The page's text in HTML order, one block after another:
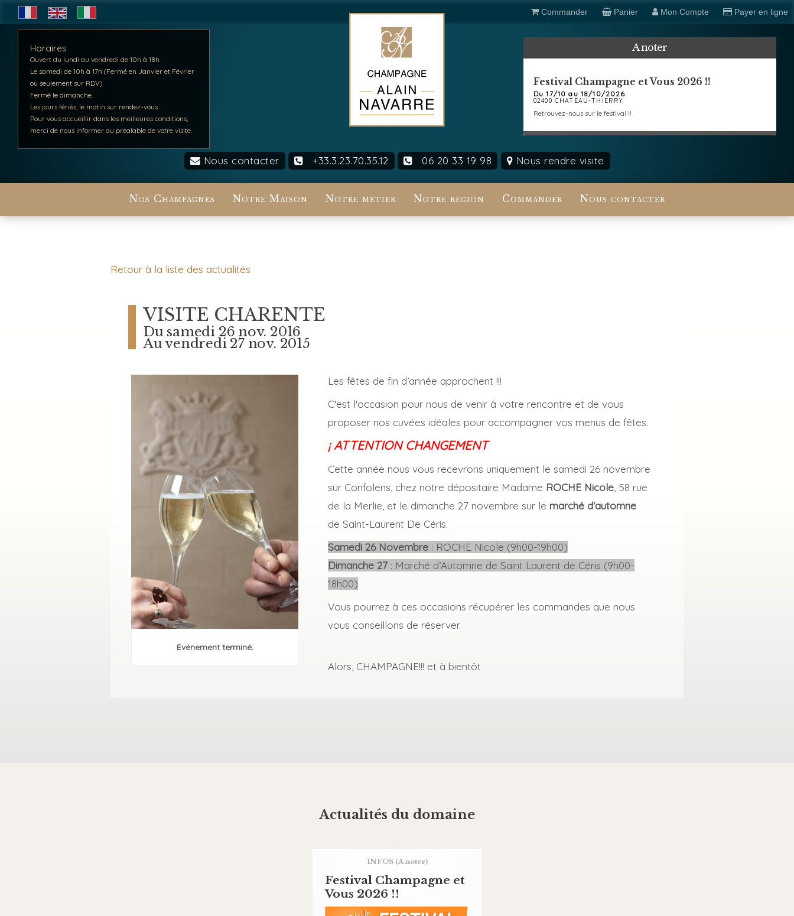
Horaires
Ouvert du lundi au vendredi de 10h à 18h.
Le samedi de 10h à 17h (Fermé en Janvier et Février
ou seulement sur RDV)
Fermé le dimanche.
Les jours fériés, le matin sur rendez-vous.
Pour vous accueillir dans les meilleures conditions,
merci de nous informer au préalable de votre visite.
A noter
Festival Champagne et Vous 2026 !!
Du 17/10 au 18/10/2026
02400 CHATEAU-THIERRY
Retrouvez-nous sur le festival !!
Nous contacter +33.3.23.70.35.12 06 20 33 19 98 Nous rendre visite
Nos Champagnes Notre Maison Notre métier Notre région Commander Nous contacter
Retour à la liste des actualités
VISITE CHARENTE
Du samedi 26 nov. 2016
Au vendredi 27 nov. 2015
Evénement terminé.
Les fêtes de fin d’année approchent !!!
C'est l'occasion pour nous de venir à votre rencontre et de vous
proposer nos cuvées idéales pour accompagner vos menus de fêtes.
¡ ATTENTION CHANGEMENT
Cette année nous vous recevrons uniquement le samedi 26 novembre
sur Confolens, chez notre dépositaire Madame ROCHE Nicole , 58 rue
de la Merlie, et le dimanche 27 novembre sur le marché d'automne
de Saint-Laurent De Céris.
Samedi 26 Novembre : ROCHE Nicole (9h00-19h00)
Dimanche 27 : Marché d’Automne de Saint Laurent de Céris (9h00-
18h00)
Vous pourrez à ces occasions récupérer les commandes que nous
vous conseillons de réserver.
Alors, CHAMPAGNE!!! et à bientôt
Actualités du domaine
INFOS (A noter)
Festival Champagne et
Vous 2026 !!
Commander Panier Mon Compte Payer en ligne